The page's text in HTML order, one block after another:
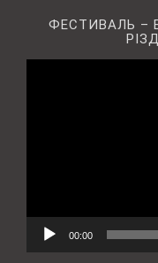
ФЕСТИВАЛЬ –
00:00